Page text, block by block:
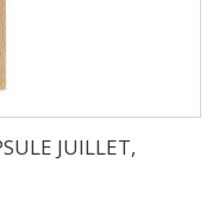
JUILLET,